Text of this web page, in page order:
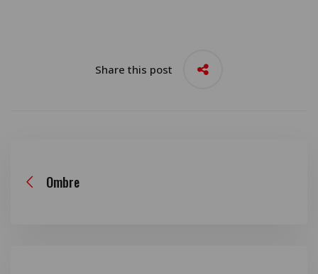
Share this post
Ombre